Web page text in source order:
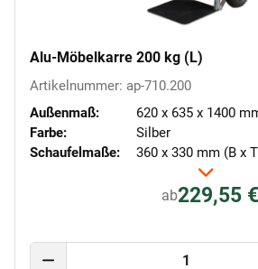
Alu-Möbelkarre 200 kg (L)
Artikelnummer: ap-710.200
Außenmaß:
620 x 635 x 1400
Farbe:
Silber
Schaufelmaße:
360 x 330 mm (B x
ab229,55 €